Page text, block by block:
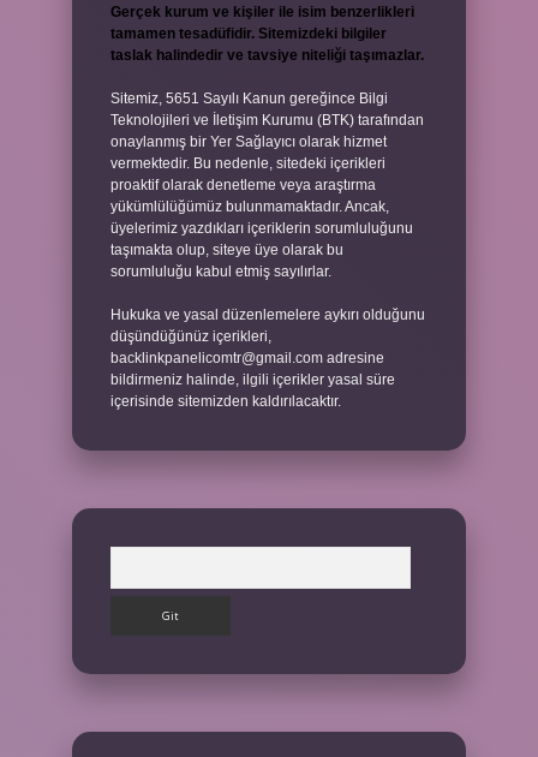
Gerçek kurum ve kişiler ile isim benzerlikleri
tamamen tesadüfidir. Sitemizdeki bilgiler
taslak halindedir ve tavsiye niteliği taşımazlar.
Sitemiz, 5651 Sayılı Kanun gereğince Bilgi
Teknolojileri ve İletişim Kurumu (BTK) tarafından
onaylanmış bir Yer Sağlayıcı olarak hizmet
vermektedir. Bu nedenle, sitedeki içerikleri
proaktif olarak denetleme veya araştırma
yükümlülüğümüz bulunmamaktadır. Ancak,
üyelerimiz yazdıkları içeriklerin sorumluluğunu
taşımakta olup, siteye üye olarak bu
sorumluluğu kabul etmiş sayılırlar.
Hukuka ve yasal düzenlemelere aykırı olduğunu
düşündüğünüz içerikleri,
backlinkpanelicomtr@gmail.com adresine
bildirmeniz halinde, ilgili içerikler yasal süre
içerisinde sitemizden kaldırılacaktır.